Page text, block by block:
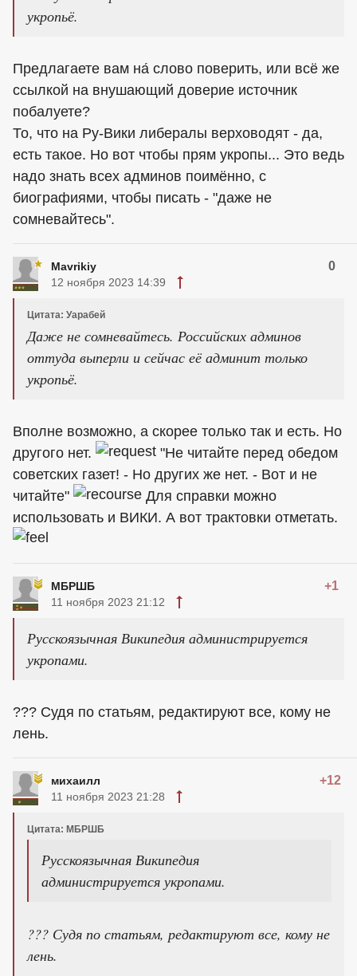
укропьё.
Предлагаете вам на́ слово поверить, или всё же
ссылкой на внушающий доверие источник
побалуете?
То, что на Ру-Вики либералы верховодят - да,
есть такое. Но вот чтобы прям укропы... Это ведь
надо знать всех админов поимённо, с
биографиями, чтобы писать - "даже не
сомневайтесь".
Mavrikiy 0
12 ноября 2023 14:39
Цитата: Уарабей
Даже не сомневайтесь. Российских админов
оттуда выперли и сейчас её админит только
укропьё.
Вполне возможно, а скорее только так и есть. Но
другого нет.
"Не читайте перед обедом
советских газет! - Но других же нет. - Вот и не
читайте"
Для справки можно
использовать и ВИКИ. А вот трактовки отметать.
МБРШБ +1
11 ноября 2023 21:12
Русскоязычная Википедия администрируется
укропами.
??? Судя по статьям, редактируют все, кому не
лень.
михаилл +12
11 ноября 2023 21:28
Цитата: МБРШБ
Русскоязычная Википедия
администрируется укропами.
??? Судя по статьям, редактируют все, кому не
лень.